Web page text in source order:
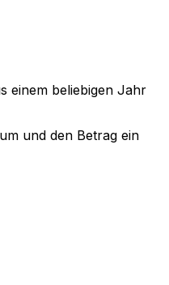
einem beliebigen Jahr
und den Betrag ein